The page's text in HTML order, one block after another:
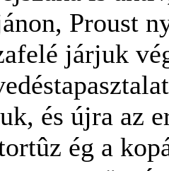
Proust
járjuk
és újra az
ég a